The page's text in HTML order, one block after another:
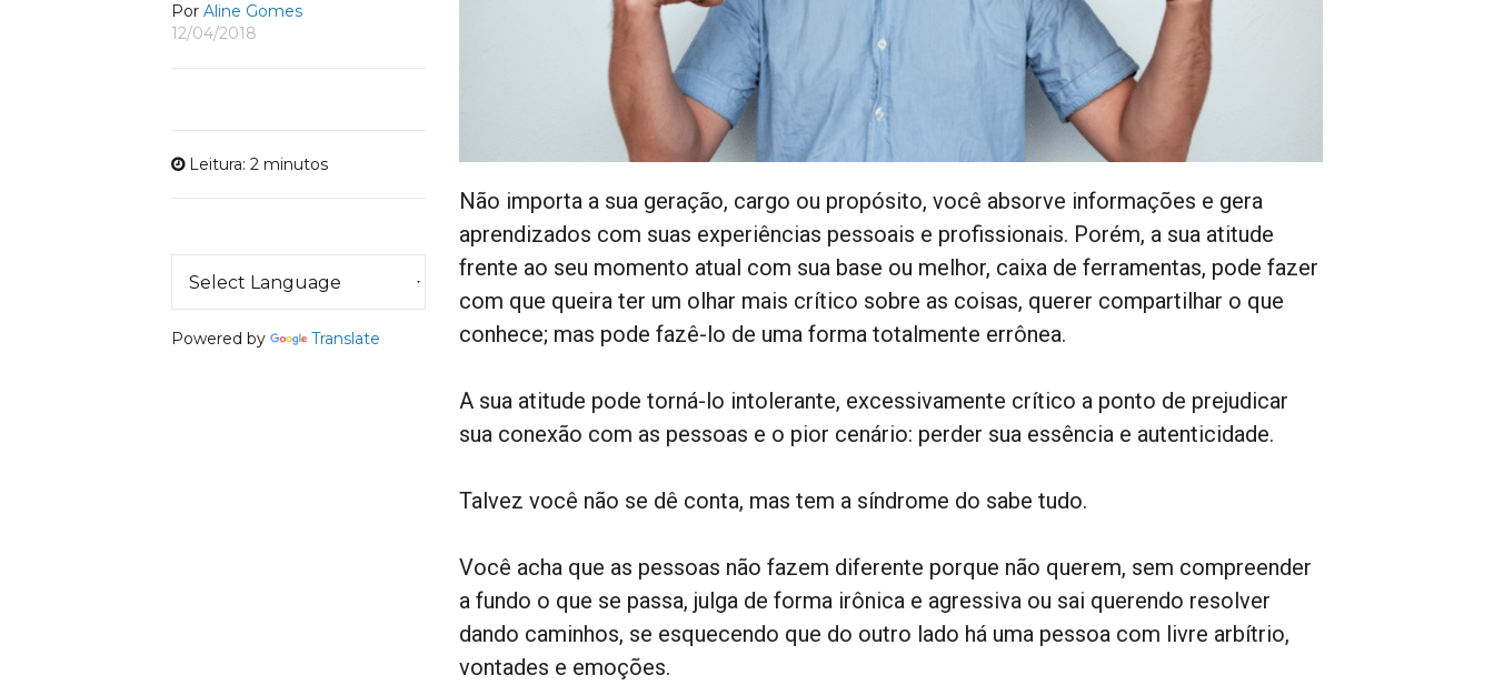
Por Aline Gomes
12/04/2018
Leitura: 2 minutos
Powered by Translate
Não importa a sua geração, cargo ou propósito, você absorve informações e gera
aprendizados com suas experiências pessoais e profissionais. Porém, a sua atitude
frente ao seu momento atual com sua base ou melhor, caixa de ferramentas, pode fazer
com que queira ter um olhar mais crítico sobre as coisas, querer compartilhar o que
conhece; mas pode fazê-lo de uma forma totalmente errônea.
A sua atitude pode torná-lo intolerante, excessivamente crítico a ponto de prejudicar
sua conexão com as pessoas e o pior cenário: perder sua essência e autenticidade.
Talvez você não se dê conta, mas tem a síndrome do sabe tudo.
Você acha que as pessoas não fazem diferente porque não querem, sem compreender
a fundo o que se passa, julga de forma irônica e agressiva ou sai querendo resolver
dando caminhos, se esquecendo que do outro lado há uma pessoa com livre arbítrio,
vontades e emoções.